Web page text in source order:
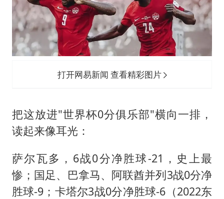
打开网易新闻 查看精彩图片
把这放进"世界杯0分俱乐部"横向一排，
读起来像耳光：
萨尔瓦多，6战0分净胜球-21，史上最
惨；国足、巴拿马、阿联酋并列3战0分净
胜球-9；卡塔尔3战0分净胜球-6（2022东